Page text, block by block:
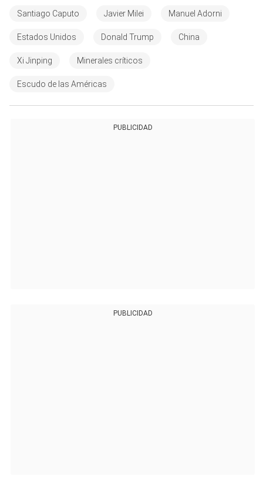
Santiago Caputo Javier Milei Manuel Adorni
Estados Unidos Donald Trump China
Xi Jinping Minerales críticos
Escudo de las Américas
PUBLICIDAD
PUBLICIDAD